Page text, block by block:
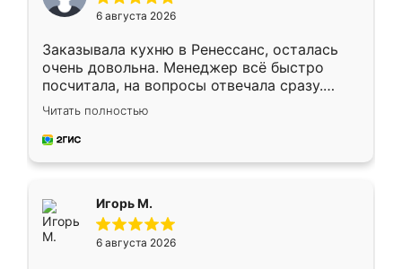
6 августа 2026
Заказывала кухню в Ренессанс, осталась
очень довольна. Менеджер всё быстро
посчитала, на вопросы отвечала сразу.
Замерщик приехал в субботу, подошёл к
делу со всей ответственностью. Собрали
за день, ребята работали аккуратно, даже
Читать полностью
Игорь М.
6 августа 2026